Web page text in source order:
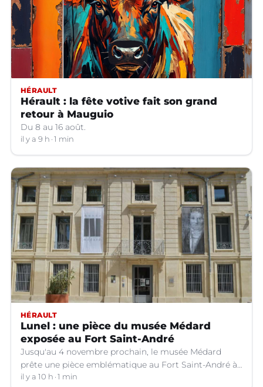
HÉRAULT
Hérault : la fête votive fait son grand
retour à Mauguio
Du 8 au 16 août.
il y a 9 h 1 min
HÉRAULT
Lunel : une pièce du musée Médard
exposée au Fort Saint-André
Jusqu'au 4 novembre prochain, le musée Médard
prête une pièce emblématique au Fort Saint-André à
Villeneuve-lez-Avignon (Gard).
il y a 10 h 1 min